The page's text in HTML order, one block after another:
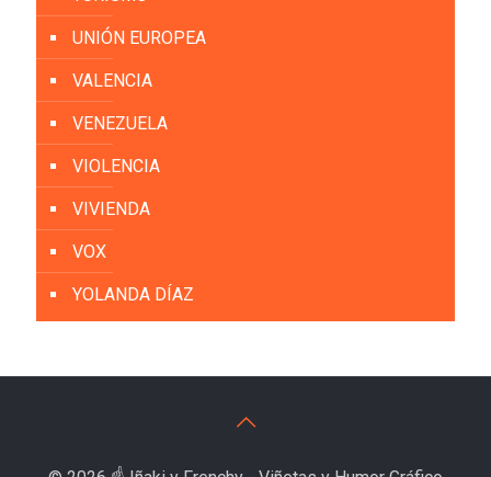
UNIÓN EUROPEA
VALENCIA
VENEZUELA
VIOLENCIA
VIVIENDA
VOX
YOLANDA DÍAZ